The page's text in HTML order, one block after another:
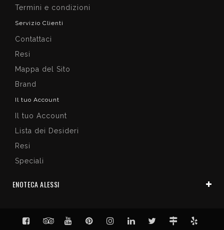
Termini e condizioni
Servizio Clienti
Contattaci
Resi
Mappa del Sito
Brand
Il tuo Account
Il tuo Account
Lista dei Desideri
Resi
Speciali
ENOTECA ALESSI